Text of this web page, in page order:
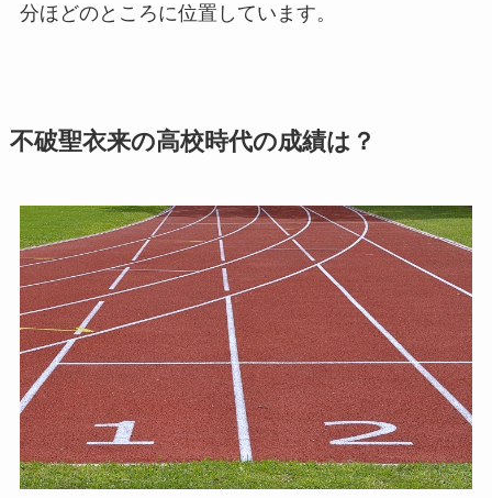
分ほどのところに位置しています。
不破聖衣来の高校時代の成績は？